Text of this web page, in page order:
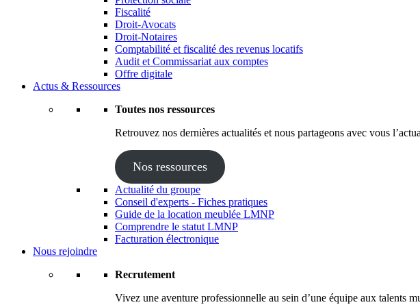
Fiscalité
Droit-Avocats
Droit-Notaires
Comptabilité et fiscalité des revenus locatifs
Audit et Commissariat aux comptes
Offre digitale
Actus & Ressources
Toutes nos ressources
Retrouvez nos dernières actualités et nous partageons avec vous
Nos ressources
Actualité du groupe
Conseil d'experts - Fiches pratiques
Guide de la location meublée LMNP
Comprendre le statut LMNP
Facturation électronique
Nous rejoindre
Recrutement
Vivez une aventure professionnelle au sein d’une équipe aux talents